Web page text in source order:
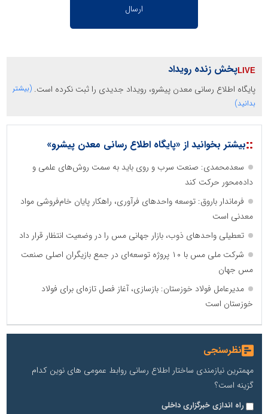
پخش زنده رویداد
پایگاه اطلاع رسانی معدن پیشرو، رویداد جدیدی را ثبت نکرده است. (بیشتر
بدانید)
::بیشتر بخوانید از «پایگاه اطلاع رسانی معدن پیشرو»
سعدمحمدی: صنعت سرب و روی باید به سمت روش‌های علمی و
داده‌محور حرکت کند
فرماندار باروق: توسعه واحدهای فرآوری، راهکار پایان خام‌فروشی مواد
معدنی است
تعطیلی واحدهای ذوب، بازار جهانی مس را در وضعیت انتظار قرار داد
شرکت ملی مس با ۱۰ پروژه توسعه‌ای در جمع بازیگران اصلی صنعت
مس جهان
مدیرعامل فولاد خوزستان: بازسازی، آغاز فصل تازه‌ای برای فولاد
خوزستان است
نظرسنجی
مهمترین نیازمندی ساختار اطلاع رسانی روابط عمومی های نوین کدام
گزینه است؟
راه اندازی خبرگزاری داخلی